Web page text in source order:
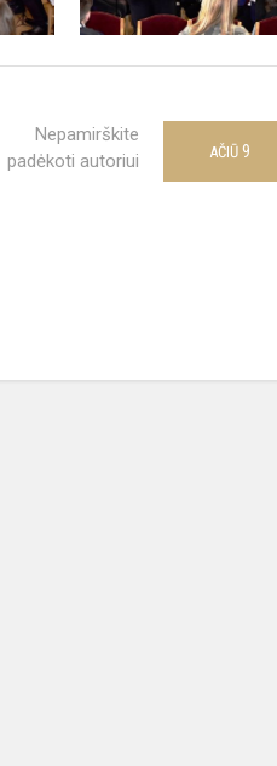
Nepamirškite
padėkoti autoriui
AČIŪ 9